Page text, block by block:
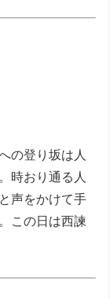
の登り坂は人
時おり通る人
声をかけて手
この日は西諫